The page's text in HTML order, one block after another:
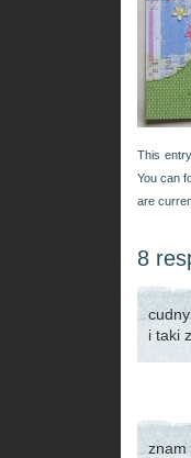
This
You can
are
8
i taki